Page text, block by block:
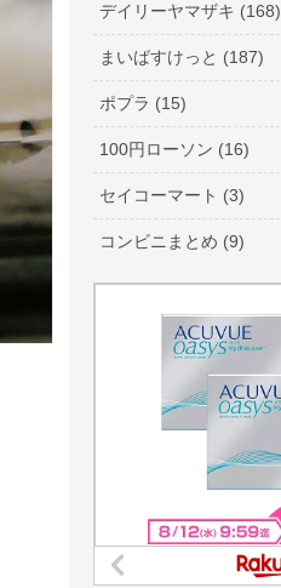
デイリーヤマザキ (168)
まいばすけっと (187)
ポプラ (15)
100円ローソン (16)
セイコーマート (3)
コンビニまとめ (9)